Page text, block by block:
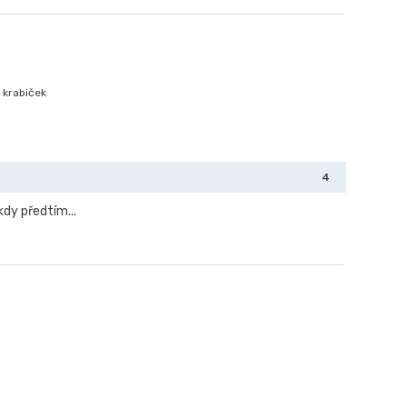
krabiček
4
předtím...